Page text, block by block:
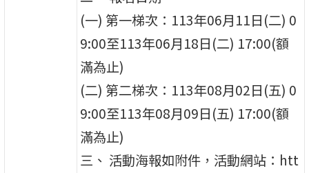
(一) 第一梯次：113年06月11日(二) 0
9:00至113年06月18日(二) 17:00(額
滿為止)
(二) 第二梯次：113年08月02日(五) 0
9:00至113年08月09日(五) 17:00(額
滿為止)
三、 活動海報如附件，活動網站：htt